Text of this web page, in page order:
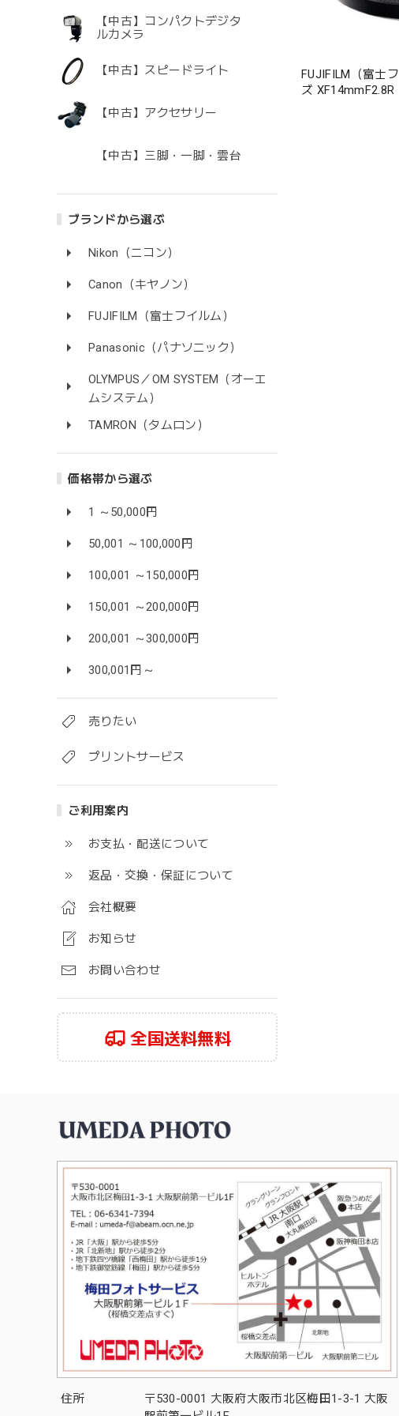
【中古】コンパクトデジタ
ルカメラ
【中古】スピードライト
【中古】アクセサリー
【中古】三脚・一脚・雲台
ブランドから選ぶ
Nikon（ニコン）
Canon（キヤノン）
FUJIFILM（富士フイルム）
Panasonic（パナソニック）
OLYMPUS／OM SYSTEM（オーエ
ムシステム）
TAMRON（タムロン）
価格帯から選ぶ
1 ～50,000円
50,001 ～100,000円
100,001 ～150,000円
150,001 ～200,000円
200,001 ～300,000円
300,001円～
売りたい
プリントサービス
ご利用案内
お支払・配送について
返品・交換・保証について
会社概要
お知らせ
お問い合わせ
全国送料無料
FUJIFILM（富士
ズ XF14mmF2.8R
住所
〒530-0001 大阪府大阪市北区梅田1-3-1 大阪